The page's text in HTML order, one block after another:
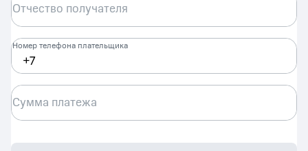
Отчество получателя
Номер телефона плательщика
Сумма платежа